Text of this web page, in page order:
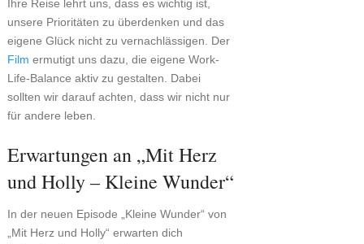
Ihre Reise lehrt uns, dass es wichtig ist,
unsere Prioritäten zu überdenken und das
eigene Glück nicht zu vernachlässigen. Der
Film ermutigt uns dazu, die eigene Work-
Life-Balance aktiv zu gestalten. Dabei
sollten wir darauf achten, dass wir nicht nur
für andere leben.
Erwartungen an „Mit Herz
und Holly – Kleine Wunder“
In der neuen Episode „Kleine Wunder“ von
„Mit Herz und Holly“ erwarten dich